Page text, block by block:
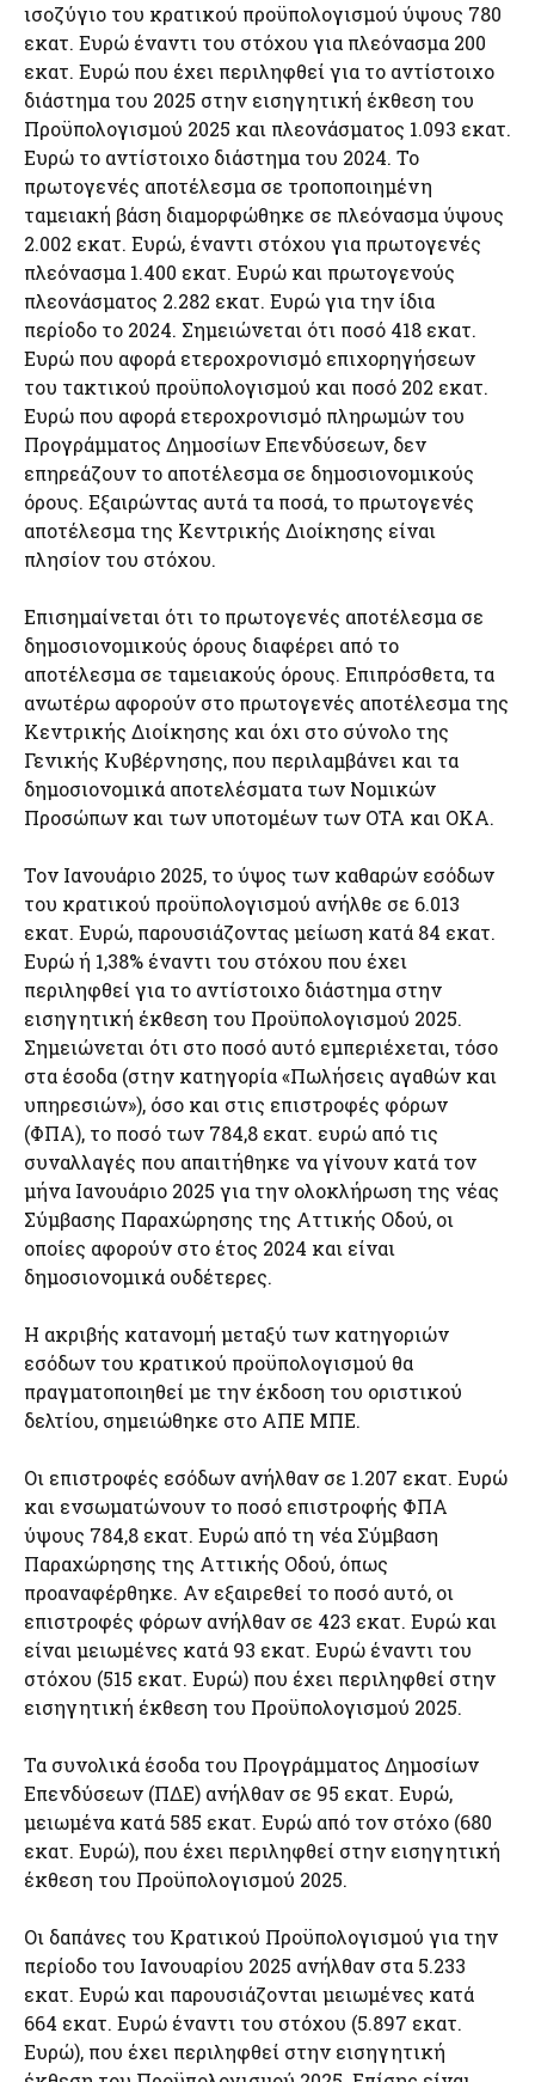
ισοζύγιο του κρατικού προϋπολογισμού ύψους 780
εκατ. Ευρώ έναντι του στόχου για πλεόνασμα 200
εκατ. Ευρώ που έχει περιληφθεί για το αντίστοιχο
διάστημα του 2025 στην εισηγητική έκθεση του
Προϋπολογισμού 2025 και πλεονάσματος 1.093 εκατ.
Ευρώ το αντίστοιχο διάστημα του 2024. Το
πρωτογενές αποτέλεσμα σε τροποποιημένη
ταμειακή βάση διαμορφώθηκε σε πλεόνασμα ύψους
2.002 εκατ. Ευρώ, έναντι στόχου για πρωτογενές
πλεόνασμα 1.400 εκατ. Ευρώ και πρωτογενούς
πλεονάσματος 2.282 εκατ. Ευρώ για την ίδια
περίοδο το 2024. Σημειώνεται ότι ποσό 418 εκατ.
Ευρώ που αφορά ετεροχρονισμό επιχορηγήσεων
του τακτικού προϋπολογισμού και ποσό 202 εκατ.
Ευρώ που αφορά ετεροχρονισμό πληρωμών του
Προγράμματος Δημοσίων Επενδύσεων, δεν
επηρεάζουν το αποτέλεσμα σε δημοσιονομικούς
όρους. Εξαιρώντας αυτά τα ποσά, το πρωτογενές
αποτέλεσμα της Κεντρικής Διοίκησης είναι
πλησίον του στόχου.
Επισημαίνεται ότι το πρωτογενές αποτέλεσμα σε
δημοσιονομικούς όρους διαφέρει από το
αποτέλεσμα σε ταμειακούς όρους. Επιπρόσθετα, τα
ανωτέρω αφορούν στο πρωτογενές αποτέλεσμα της
Κεντρικής Διοίκησης και όχι στο σύνολο της
Γενικής Κυβέρνησης, που περιλαμβάνει και τα
δημοσιονομικά αποτελέσματα των Νομικών
Προσώπων και των υποτομέων των ΟΤΑ και ΟΚΑ.
Τον Ιανουάριο 2025, το ύψος των καθαρών εσόδων
του κρατικού προϋπολογισμού ανήλθε σε 6.013
εκατ. Ευρώ, παρουσιάζοντας μείωση κατά 84 εκατ.
Ευρώ ή 1,38% έναντι του στόχου που έχει
περιληφθεί για το αντίστοιχο διάστημα στην
εισηγητική έκθεση του Προϋπολογισμού 2025.
Σημειώνεται ότι στο ποσό αυτό εμπεριέχεται, τόσο
στα έσοδα (στην κατηγορία «Πωλήσεις αγαθών και
υπηρεσιών»), όσο και στις επιστροφές φόρων
(ΦΠΑ), το ποσό των 784,8 εκατ. ευρώ από τις
συναλλαγές που απαιτήθηκε να γίνουν κατά τον
μήνα Ιανουάριο 2025 για την ολοκλήρωση της νέας
Σύμβασης Παραχώρησης της Αττικής Οδού, οι
οποίες αφορούν στο έτος 2024 και είναι
δημοσιονομικά ουδέτερες.
Η ακριβής κατανομή μεταξύ των κατηγοριών
εσόδων του κρατικού προϋπολογισμού θα
πραγματοποιηθεί με την έκδοση του οριστικού
δελτίου, σημειώθηκε στο ΑΠΕ ΜΠΕ.
Οι επιστροφές εσόδων ανήλθαν σε 1.207 εκατ. Ευρώ
και ενσωματώνουν το ποσό επιστροφής ΦΠΑ
ύψους 784,8 εκατ. Ευρώ από τη νέα Σύμβαση
Παραχώρησης της Αττικής Οδού, όπως
προαναφέρθηκε. Αν εξαιρεθεί το ποσό αυτό, οι
επιστροφές φόρων ανήλθαν σε 423 εκατ. Ευρώ και
είναι μειωμένες κατά 93 εκατ. Ευρώ έναντι του
στόχου (515 εκατ. Ευρώ) που έχει περιληφθεί στην
εισηγητική έκθεση του Προϋπολογισμού 2025.
Τα συνολικά έσοδα του Προγράμματος Δημοσίων
Επενδύσεων (ΠΔΕ) ανήλθαν σε 95 εκατ. Ευρώ,
μειωμένα κατά 585 εκατ. Ευρώ από τον στόχο (680
εκατ. Ευρώ), που έχει περιληφθεί στην εισηγητική
έκθεση του Προϋπολογισμού 2025.
Οι δαπάνες του Κρατικού Προϋπολογισμού για την
περίοδο του Ιανουαρίου 2025 ανήλθαν στα 5.233
εκατ. Ευρώ και παρουσιάζονται μειωμένες κατά
664 εκατ. Ευρώ έναντι του στόχου (5.897 εκατ.
Ευρώ), που έχει περιληφθεί στην εισηγητική